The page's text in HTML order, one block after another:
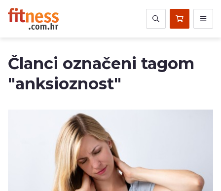
Članci označeni tagom
"anksioznost"